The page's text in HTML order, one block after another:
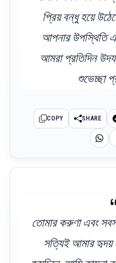
প্রিয় বন্ধু হয়ে
আপনার উপস্থিতি
আমরা প্রতিদিন
শুভেচ্ছা
COPY SHARE
তোমার করুণা এবং
সত্যিই আমার হৃদয়